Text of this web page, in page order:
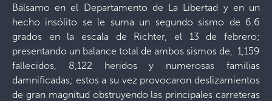
Bálsamo en el Departamento de La Libertad y en un
hecho insólito se le suma un segundo sismo de 6.6
grados en la escala de Richter, el 13 de febrero;
presentando un balance total de ambos sismos de, 1,159
fallecidos, 8,122 heridos y numerosas familias
damnificadas; estos a su vez provocaron deslizamientos
de gran magnitud obstruyendo las principales carreteras